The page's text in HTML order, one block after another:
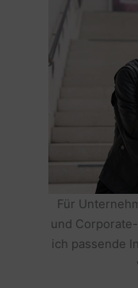
Für
und
ich passende